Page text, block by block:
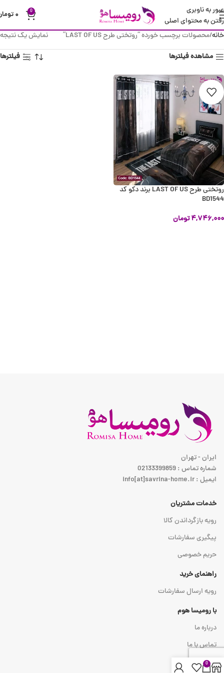
عبور به ناوبری
رفتن به محتوای اصلی
0 ۰
خانه محصولات برچسب خورده “روتختی طرح LAST OF US”
نمایش یک نتیجه
مشاهده فیلترها
فیلترها
روتختی طرح LAST OF US برند دکو کد
BD1544
۴,۷۴۶,۰۰۰تومان
ایران - تهران
شماره تماس : 02133399859
ایمیل : info[at]savrina-home.ir
خدمات مشتریان
رویه بازگرداندن کالا
پیگیری سفارشات
حریم خصوصی
راهنمای خرید
رویه ارسال سفارشات
با رومیسا هوم
درباره ما
تماس با ما
0